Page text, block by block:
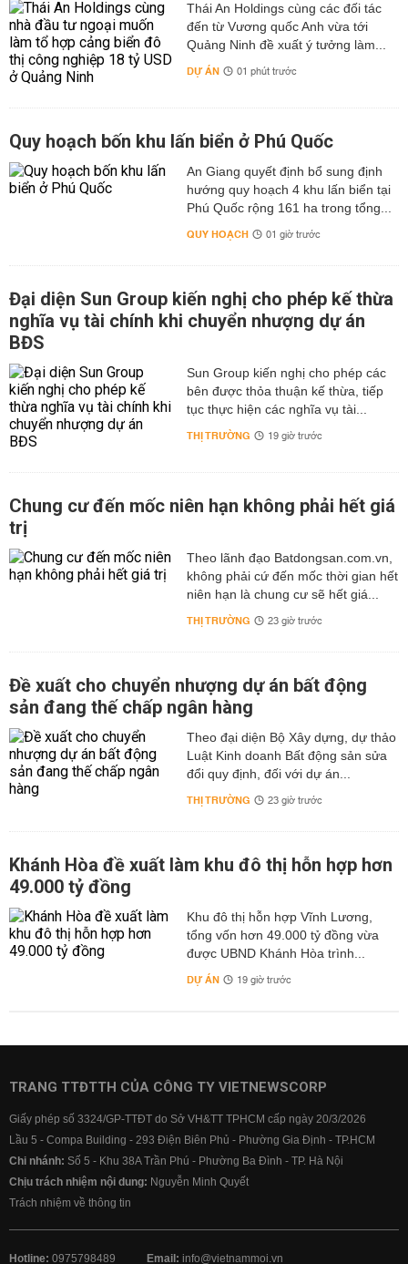
Thái An Holdings cùng các đối tác
đến từ Vương quốc Anh vừa tới
Quảng Ninh đề xuất ý tưởng làm...
DỰ ÁN 01 phút trước
Quy hoạch bốn khu lấn biển ở Phú Quốc
An Giang quyết định bổ sung định
hướng quy hoạch 4 khu lấn biển tại
Phú Quốc rộng 161 ha trong tổng...
QUY HOẠCH 01 giờ trước
Đại diện Sun Group kiến nghị cho phép kế thừa
nghĩa vụ tài chính khi chuyển nhượng dự án
BĐS
Sun Group kiến nghị cho phép các
bên được thỏa thuận kế thừa, tiếp
tục thực hiện các nghĩa vụ tài...
THỊ TRƯỜNG 19 giờ trước
Chung cư đến mốc niên hạn không phải hết giá
trị
Theo lãnh đạo Batdongsan.com.vn,
không phải cứ đến mốc thời gian hết
niên hạn là chung cư sẽ hết giá...
THỊ TRƯỜNG 23 giờ trước
Đề xuất cho chuyển nhượng dự án bất động
sản đang thế chấp ngân hàng
Theo đại diện Bộ Xây dựng, dự thảo
Luật Kinh doanh Bất động sản sửa
đổi quy định, đối với dự án...
THỊ TRƯỜNG 23 giờ trước
Khánh Hòa đề xuất làm khu đô thị hỗn hợp hơn
49.000 tỷ đồng
Khu đô thị hỗn hợp Vĩnh Lương,
tổng vốn hơn 49.000 tỷ đồng vừa
được UBND Khánh Hòa trình...
DỰ ÁN 19 giờ trước
TRANG TTĐTTH CỦA CÔNG TY VIETNEWSCORP
Giấy phép số 3324/GP-TTĐT do Sở VH&TT TPHCM cấp ngày 20/3/2026
Lầu 5 - Compa Building - 293 Điện Biên Phủ - Phường Gia Định - TP.HCM
Chi nhánh: Số 5 - Khu 38A Trần Phú - Phường Ba Đình - TP. Hà Nội
Chịu trách nhiệm nội dung: Nguyễn Minh Quyết
Trách nhiệm về thông tin
Hotline: 0975798489 Email: info@vietnammoi.vn